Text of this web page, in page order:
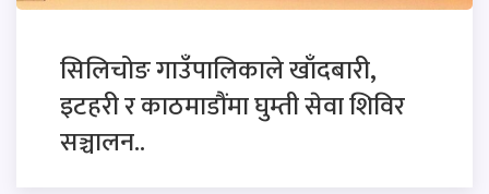
सिलिचोङ गाउँपालिकाले खाँदबारी,
इटहरी र काठमाडौंमा घुम्ती सेवा शिविर
सञ्चालन..